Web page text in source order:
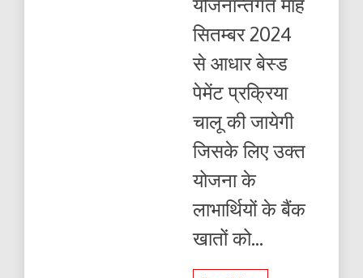
प्रक्रिया
की
सितम्बर 2024
से आधार बेस्ड
पेमेंट प्रक्रिया
चालू की जायेगी
जिसके लिए उक्त
योजना के
लाभार्थियों के बैंक
खातों को...